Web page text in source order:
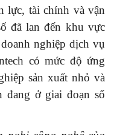
lực, tài chính và vận
đã lan đến khu vực
nghiệp dịch vụ
có mức độ ứng
sản xuất nhỏ và
đang ở giai đoạn số